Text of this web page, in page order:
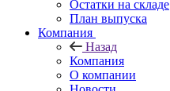
Остатки на складе
План выпуска
Компания
Назад
Компания
О компании